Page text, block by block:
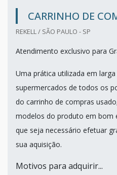
CARRINHO DE
REKELL / SÃO PAULO - SP
Atendimento exclusivo para
Uma prática utilizada em
supermercados de todos os
do carrinho de compras
modelos do produto em bom
que seja necessário efetuar
sua aquisição.
Motivos para adquirir...